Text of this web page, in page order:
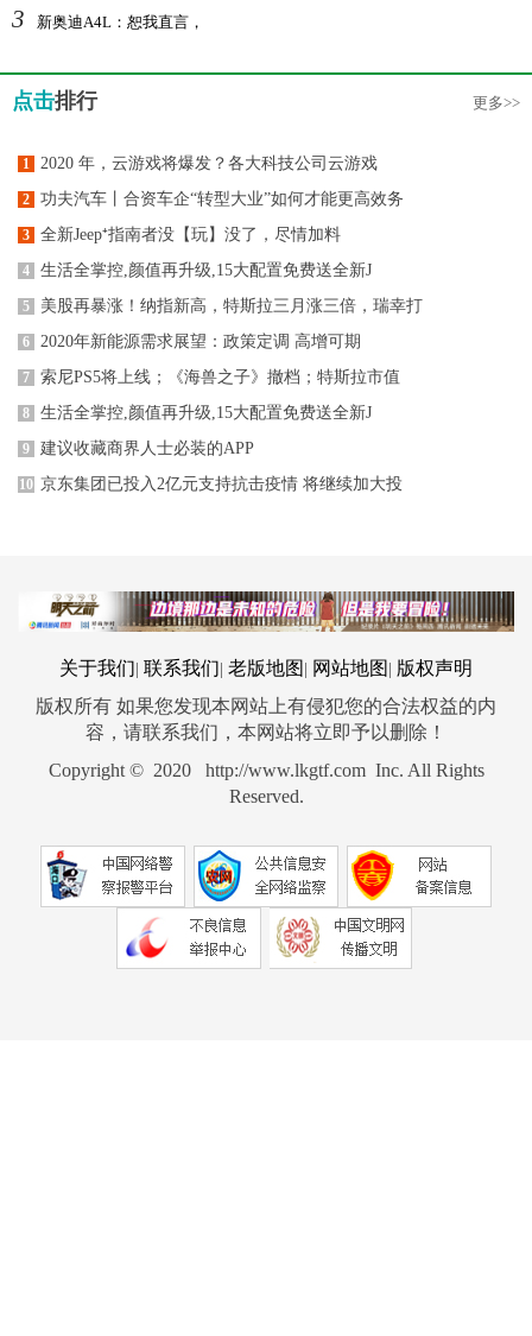
3 新奥迪A4L：恕我直言，
点击排行 更多>>
1 2020 年，云游戏将爆发？各大科技公司云游戏
2 功夫汽车丨合资车企“转型大业”如何才能更高效务
3 全新Jeep⁺指南者没【玩】没了，尽情加料
4 生活全掌控,颜值再升级,15大配置免费送全新J
5 美股再暴涨！纳指新高，特斯拉三月涨三倍，瑞幸打
6 2020年新能源需求展望：政策定调 高增可期
7 索尼PS5将上线；《海兽之子》撤档；特斯拉市值
8 生活全掌控,颜值再升级,15大配置免费送全新J
9 建议收藏商界人士必装的APP
10 京东集团已投入2亿元支持抗击疫情 将继续加大投
关于我们 联系我们 老版地图 网站地图
版权声明
版权所有 如果您发现本网站上有侵犯您的合法权益的内
容，请联系我们，本网站将立即予以删除！
Copyright © 2020 http://www.lkgtf.com Inc. All Rights
Reserved.